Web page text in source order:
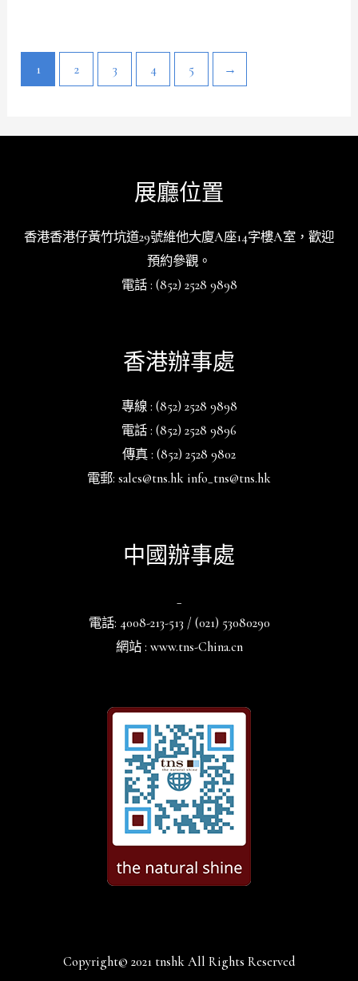
1 2 3 4 5 →
展廳位置
香港香港仔黃竹坑道29號維他大廈A座14字樓A室，歡迎
預約參觀。
電話 : (852) 2528 9898
香港辦事處
專線 : (852) 2528 9898
電話 : (852) 2528 9896
傳真 : (852) 2528 9802
電郵: sales@tns.hk info_tns@tns.hk
中國辦事處
_
電話: 4008-213-513 / (021) 53080290
網站 : www.tns-China.cn
Copyright© 2021 tnshk All Rights Reserved